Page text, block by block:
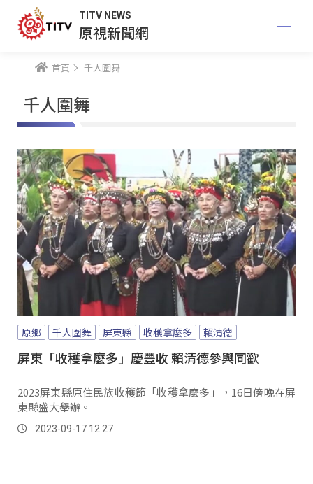
TITV NEWS
原視新聞網
首頁 千人圍舞
千人圍舞
原鄉 千人圍舞 屏東縣 收穫拿麼多 賴清德
屏東「收穫拿麼多」慶豐收 賴清德參與同歡
2023屏東縣原住民族收穫節「收穫拿麼多」，16日傍晚在屏
東縣盛大舉辦。
2023-09-17 12:27